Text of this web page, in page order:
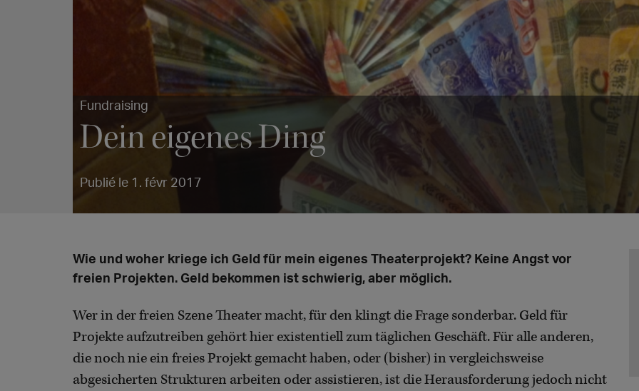
Fundraising
Dein eigenes Ding
Publié le 1. févr 2017
Wie und woher kriege ich Geld für mein eigenes Theaterprojekt? Keine Angst vor
freien Projekten. Geld bekommen ist schwierig, aber möglich.
Wer in der freien Szene Theater macht, für den klingt die Frage sonderbar. Geld für
Projekte aufzutreiben gehört hier existentiell zum täglichen Geschäft. Für alle anderen,
die noch nie ein freies Projekt gemacht haben, oder (bisher) in vergleichsweise
abgesicherten Strukturen arbeiten oder assistieren, ist die Herausforderung jedoch nicht